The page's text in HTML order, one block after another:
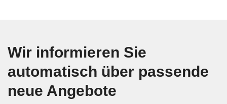
Wir informieren Sie
automatisch über passende
neue Angebote